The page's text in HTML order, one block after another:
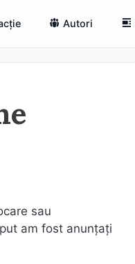
Autori
sau
am fost anunțați